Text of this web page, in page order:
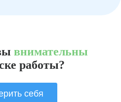
внимательны
работы?
себя